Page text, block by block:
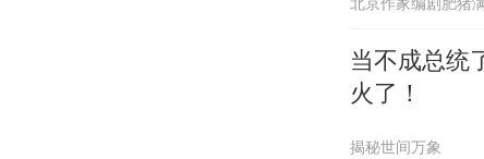
当不成总统
火了！
揭秘世间万象